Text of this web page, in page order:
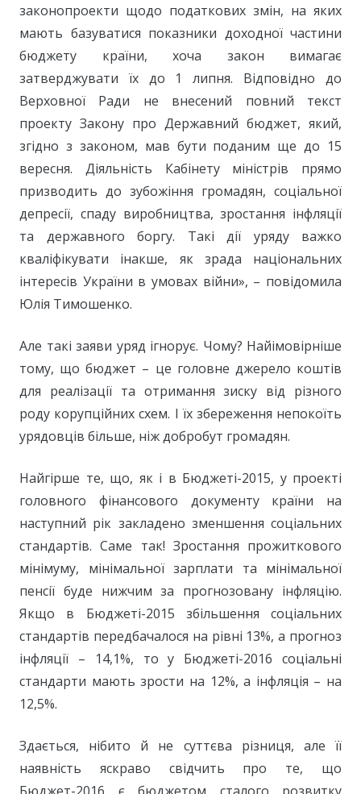
законопроекти щодо податкових змін, на яких
мають базуватися показники доходної частини
бюджету країни, хоча закон вимагає
затверджувати їх до 1 липня. Відповідно до
Верховної Ради не внесений повний текст
проекту Закону про Державний бюджет, який,
згідно з законом, мав бути поданим ще до 15
вересня. Діяльність Кабінету міністрів прямо
призводить до зубожіння громадян, соціальної
депресії, спаду виробництва, зростання інфляції
та державного боргу. Такі дії уряду важко
кваліфікувати інакше, як зрада національних
інтересів України в умовах війни», – повідомила
Юлія Тимошенко.
Але такі заяви уряд ігнорує. Чому? Найімовірніше
тому, що бюджет – це головне джерело коштів
для реалізації та отримання зиску від різного
роду корупційних схем. І їх збереження непокоїть
урядовців більше, ніж добробут громадян.
Найгірше те, що, як і в Бюджеті-2015, у проекті
головного фінансового документу країни на
наступний рік закладено зменшення соціальних
стандартів. Саме так! Зростання прожиткового
мінімуму, мінімальної зарплати та мінімальної
пенсії буде нижчим за прогнозовану інфляцію.
Якщо в Бюджеті-2015 збільшення соціальних
стандартів передбачалося на рівні 13%, а прогноз
інфляції – 14,1%, то у Бюджеті-2016 соціальні
стандарти мають зрости на 12%, а інфляція – на
12,5%.
Здається, нібито й не суттєва різниця, але її
наявність яскраво свідчить про те, що